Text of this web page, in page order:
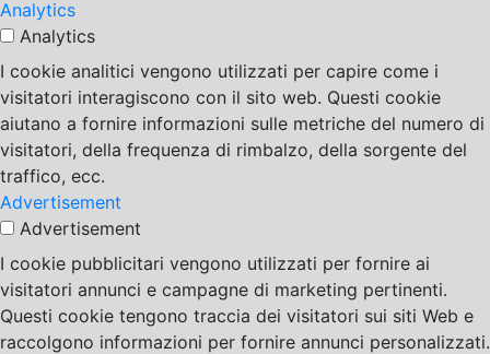
Analytics
Analytics
I cookie analitici vengono utilizzati per capire come i
visitatori interagiscono con il sito web. Questi cookie
aiutano a fornire informazioni sulle metriche del numero di
visitatori, della frequenza di rimbalzo, della sorgente del
traffico, ecc.
Advertisement
Advertisement
I cookie pubblicitari vengono utilizzati per fornire ai
visitatori annunci e campagne di marketing pertinenti.
Questi cookie tengono traccia dei visitatori sui siti Web e
raccolgono informazioni per fornire annunci personalizzati.